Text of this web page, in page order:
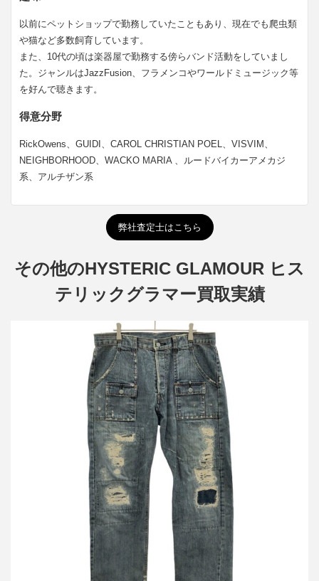
以前にペットショップで勤務していたこともあり、現在でも爬虫類
や猫など多数飼育しています。
また、10代の頃は楽器屋で勤務する傍らバンド活動をしていまし
た。ジャンルはJazzFusion、フラメンコやワールドミュージック等
を好んで聴きます。
得意分野
RickOwens、GUIDI、CAROL CHRISTIAN POEL、VISVIM、
NEIGHBORHOOD、WACKO MARIA 、ルードバイカーアメカジ
系、アルチザン系
弊社査定士はこちら
その他のHYSTERIC GLAMOUR ヒス
テリックグラマー買取実績
ヒステリックグラマー 2000’s ダメージリペア加工 ブッシュデニム
パンツ 4AP-0934
買取金額12,000円
詳しく見る